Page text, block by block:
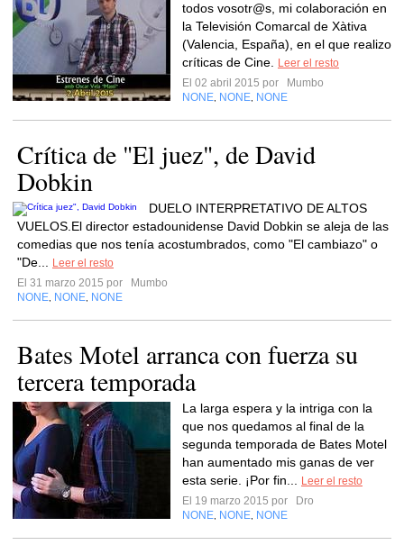
todos vosotr@s, mi colaboración en
la Televisión Comarcal de Xàtiva
(Valencia, España), en el que realizo
críticas de Cine.
Leer el resto
El 02 abril 2015 por
Mumbo
NONE NONE NONE
Crítica de "El juez", de David
Dobkin
DUELO INTERPRETATIVO DE ALTOS
VUELOS.El director estadounidense David Dobkin se aleja de las
comedias que nos tenía acostumbrados, como "El cambiazo" o
"De...
Leer el resto
El 31 marzo 2015 por
Mumbo
NONE NONE NONE
Bates Motel arranca con fuerza su
tercera temporada
La larga espera y la intriga con la
que nos quedamos al final de la
segunda temporada de Bates Motel
han aumentado mis ganas de ver
esta serie. ¡Por fin...
Leer el resto
El 19 marzo 2015 por
Dro
NONE NONE NONE